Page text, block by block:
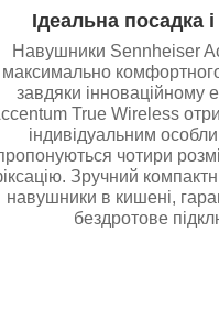
Ідеальна
Навушники Sennheiser
максимально
завдяки інноваційному
True Wireless
індивідуальним
чотири
Зручний
навушники в кишені,
бездротове